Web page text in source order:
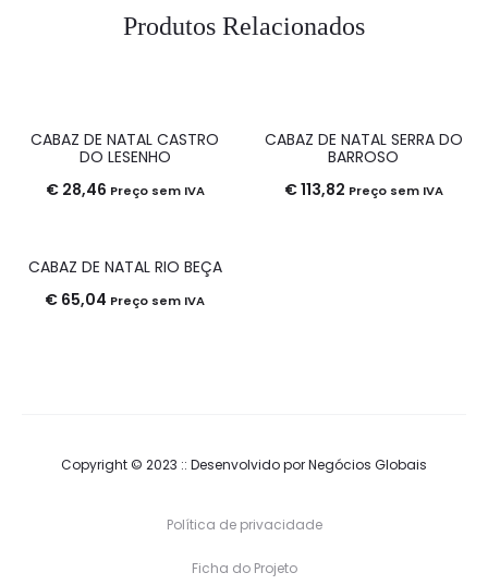
Produtos Relacionados
CABAZ DE NATAL CASTRO
DO LESENHO
€28,46 Preço sem IVA
CABAZ DE NATAL SERRA DO
BARROSO
€113,82 Preço sem IVA
CABAZ DE NATAL RIO BEÇA
€ 65,04 Preço sem IVA
Copyright © 2023 :: Desenvolvido porNegócios Globais
Política de privacidade
Ficha do Projeto